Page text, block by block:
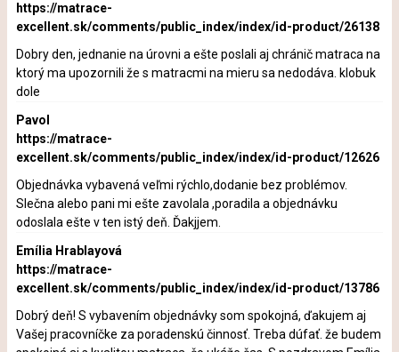
https://matrace-
excellent.sk/comments/public_index/index/id-product/26138
Dobry den, jednanie na úrovni a ešte poslali aj chránič matraca na
ktorý ma upozornili že s matracmi na mieru sa nedodáva. klobuk
dole
Pavol
https://matrace-
excellent.sk/comments/public_index/index/id-product/12626
Objednávka vybavená veľmi rýchlo,dodanie bez problémov.
Slečna alebo pani mi ešte zavolala ,poradila a objednávku
odoslala ešte v ten istý deň. Ďakjjem.
Emília Hrablayová
https://matrace-
excellent.sk/comments/public_index/index/id-product/13786
Dobrý deň! S vybavením objednávky som spokojná, ďakujem aj
Vašej pracovníčke za poradenskú činnosť. Treba dúfať. že budem